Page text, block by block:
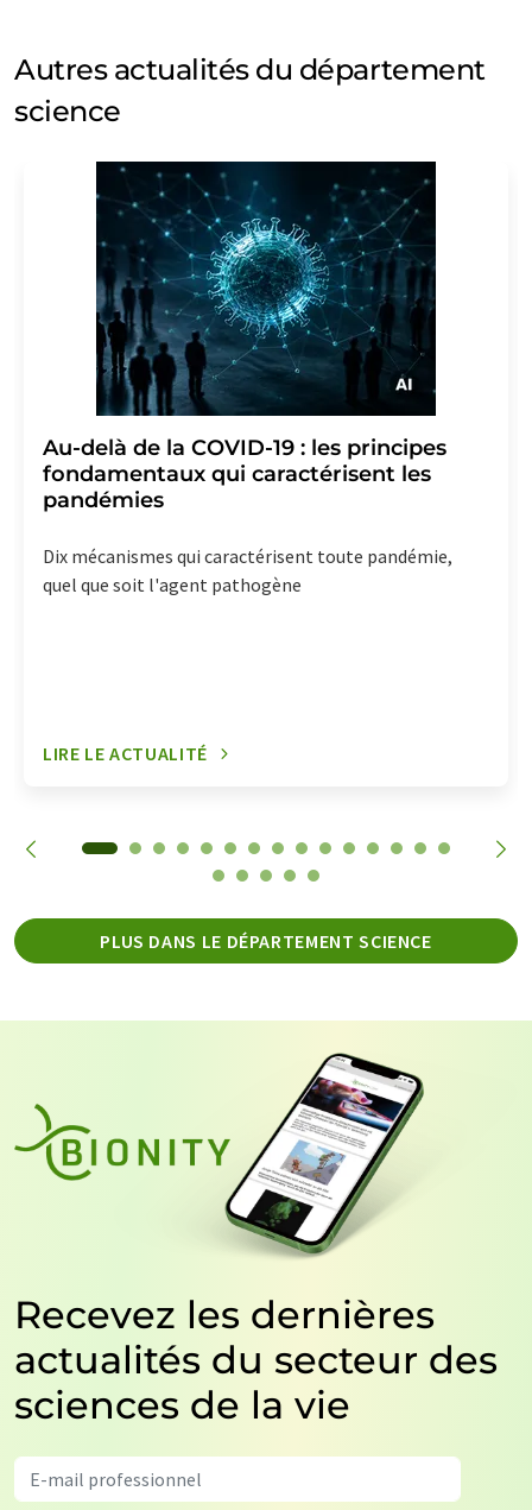
Autres actualités du département
science
Au-delà de la COVID-19 : les principes
fondamentaux qui caractérisent les
pandémies
Dix mécanismes qui caractérisent toute pandémie,
quel que soit l'agent pathogène
LIRE LE ACTUALITÉ
PLUS DANS LE DÉPARTEMENT SCIENCE
Recevez les dernières
actualités du secteur des
sciences de la vie